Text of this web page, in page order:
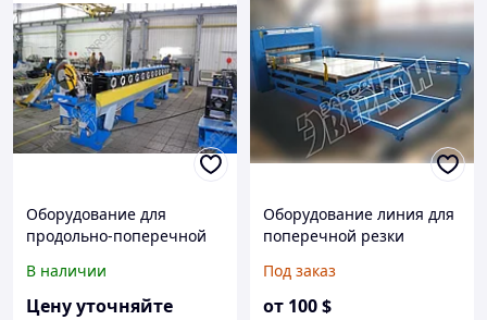
Оборудование для
продольно-поперечной
В наличии
Цену уточняйте
Оборудование линия для
поперечной резки
Под заказ
от 100$